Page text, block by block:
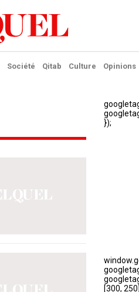
Société Qitab Culture Opinions